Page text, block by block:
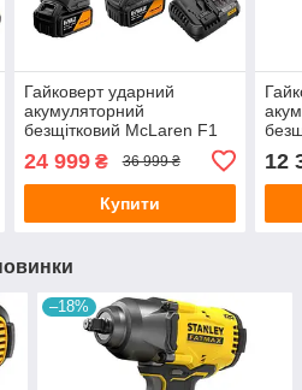
Гайковерт ударний
акумуляторний
безщітковий McLaren F1
TEAM SPECIAL EDITION
DeWALT DCF99MP2T
24 999₴ 36 999 ₴
Купити
12
–18%